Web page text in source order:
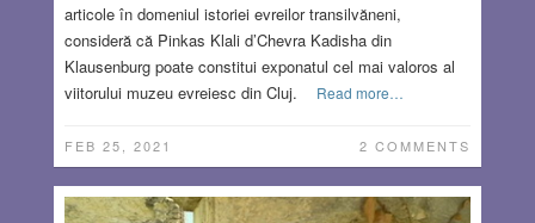
articole în domeniul istoriei evreilor transilvăneni,
consideră că Pinkas Klali d’Chevra Kadisha din
Klausenburg poate constitui exponatul cel mai valoros al
viitorului muzeu evreiesc din Cluj.
Read more…
FEB 25, 2021 2 COMMENTS